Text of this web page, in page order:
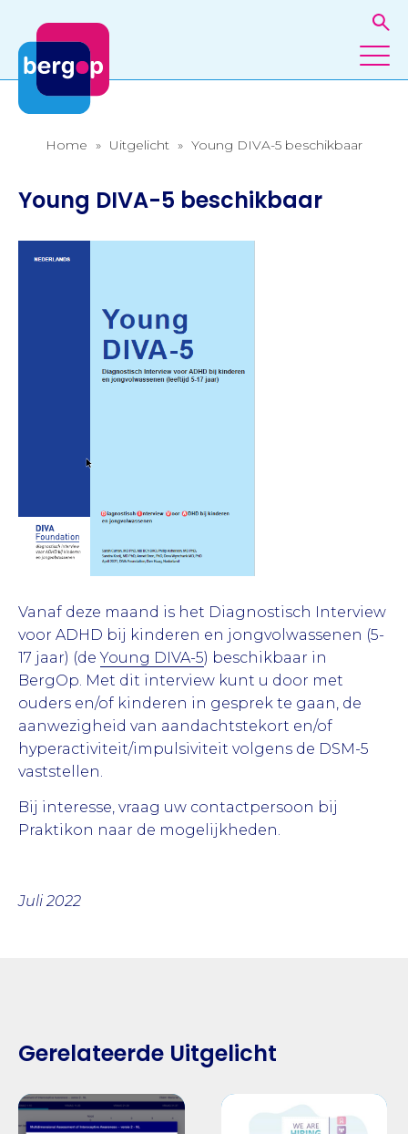
Home » Uitgelicht » Young DIVA-5 beschikbaar
Young DIVA-5 beschikbaar
Vanaf deze maand is het Diagnostisch Interview
voor ADHD bij kinderen en jongvolwassenen (5-
17 jaar) (deYoung DIVA-5) beschikbaar in
BergOp. Met dit interview kunt u door met
ouders en/of kinderen in gesprek te gaan, de
aanwezigheid van aandachtstekort en/of
hyperactiviteit/impulsiviteit volgens de DSM-5
vaststellen.
Bij interesse, vraag uw contactpersoon bij
Praktikon naar de mogelijkheden.
Juli 2022
Gerelateerde Uitgelicht